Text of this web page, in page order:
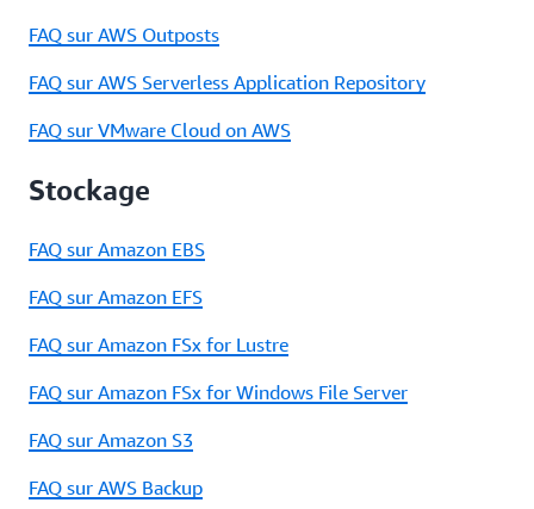
FAQ sur AWS Outposts
FAQ sur AWS Serverless Application Repository
FAQ sur VMware Cloud on AWS
Stockage
FAQ sur Amazon EBS
FAQ sur Amazon EFS
FAQ sur Amazon FSx for Lustre
FAQ sur Amazon FSx for Windows File Server
FAQ sur Amazon S3
FAQ sur AWS Backup